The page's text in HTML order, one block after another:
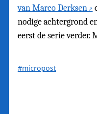
van Marco Derksen
nodige achtergrond
eerst de serie verder.
#micropost